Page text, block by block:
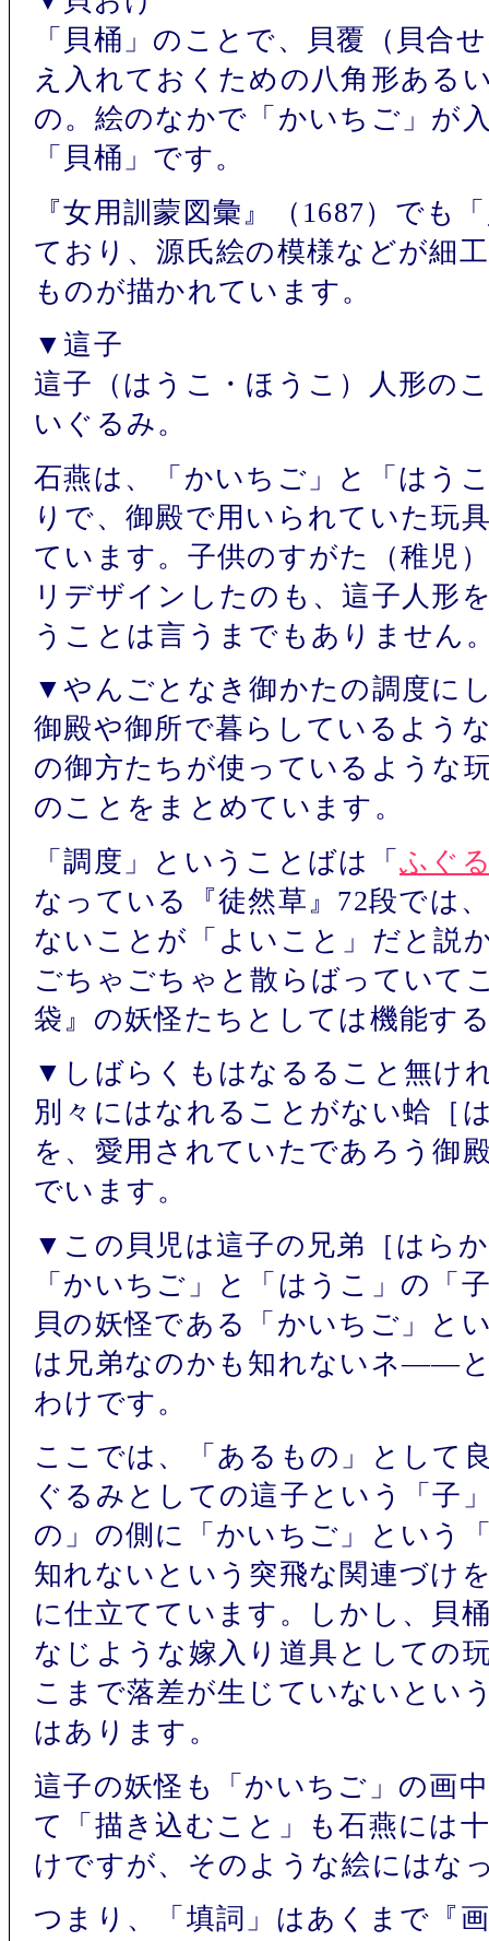
「貝桶」のことで、貝覆（貝合
え入れておくための八角形ある
の。絵のなかで「かいちご」が
「貝桶」です。
『女用訓蒙図彙』（1687）でも
ており、源氏絵の模様などが細
ものが描かれています。
▼這子
這子（はうこ・ほうこ）人形の
いぐるみ。
石燕は、「かいちご」と「はう
りで、御殿で用いられていた玩
ています。子供のすがた（稚児
リデザインしたのも、這子人形
うことは言うまでもありません
▼やんごとなき御かたの調度に
御殿や御所で暮らしているよう
の御方たちが使っているような
のことをまとめています。
「調度」ということばは「 ふぐ
なっている『徒然草』72段では
ないことが「よいこと」だと説
ごちゃごちゃと散らばっていて
袋』の妖怪たちとしては機能す
▼しばらくもはなるること無け
別々にはなれることがない蛤［
を、愛用されていたであろう御
でいます。
▼この貝児は這子の兄弟［はら
「かいちご」と「はうこ」の「
貝の妖怪である「かいちご」と
は兄弟なのかも知れないネ――
わけです。
ここでは、「あるもの」として
ぐるみとしての這子という「子
の」の側に「かいちご」という
知れないという突飛な関連づけ
に仕立てています。しかし、貝
なじような嫁入り道具としての
こまで落差が生じていないとい
はあります。
這子の妖怪も「かいちご」の画
て「描き込むこと」も石燕には
けですが、そのような絵にはな
つまり、「填詞」はあくまで『